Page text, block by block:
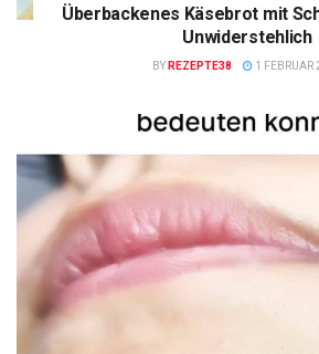
Überbackenes Käsebrot mit
Unwiderstehlich
BY REZEPTE38 1 FEBRUAR